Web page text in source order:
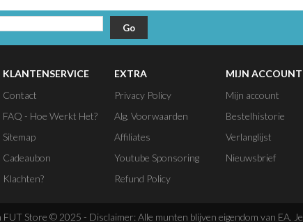
KLANTENSERVICE
Contact
FAQ - Hoe Werkt Het?
Sitemap
Cadeaubon
Klachten?
EXTRA
Privacy Policy
Alg. Voorwaarden
Affiliates
Youtube Sponsoring
Refund Policy
MIJN ACCOUNT
Mijn account
Bestelhistorie
Verlanglijst
Nieuwsbrief
Store © 2025 - Disclaimer: Alle munten blijven eigendom van EA. Je